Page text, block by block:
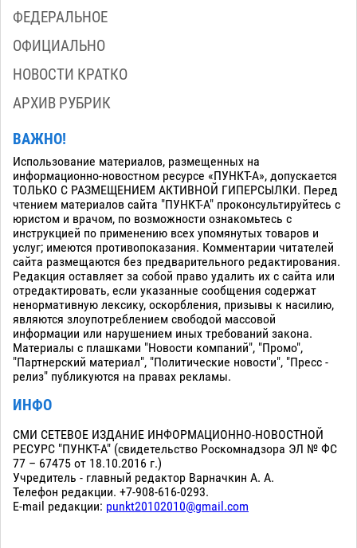
ФЕДЕРАЛЬНОЕ
ОФИЦИАЛЬНО
НОВОСТИ КРАТКО
АРХИВ РУБРИК
ВАЖНО!
Использование материалов, размещенных на
информационно-новостном ресурсе «ПУНКТ-А», допускается
ТОЛЬКО С РАЗМЕЩЕНИЕМ АКТИВНОЙ ГИПЕРСЫЛКИ. Перед
чтением материалов сайта "ПУНКТ-А" проконсультируйтесь с
юристом и врачом, по возможности ознакомьтесь с
инструкцией по применению всех упомянутых товаров и
услуг; имеются противопоказания. Комментарии читателей
сайта размещаются без предварительного редактирования.
Редакция оставляет за собой право удалить их с сайта или
отредактировать, если указанные сообщения содержат
ненормативную лексику, оскорбления, призывы к насилию,
являются злоупотреблением свободой массовой
информации или нарушением иных требований закона.
Материалы с плашками "Новости компаний", "Промо",
"Партнерский материал", "Политические новости", "Пресс -
релиз" публикуются на правах рекламы.
ИНФО
СМИ СЕТЕВОЕ ИЗДАНИЕ ИНФОРМАЦИОННО-НОВОСТНОЙ
РЕСУРС "ПУНКТ-А" (свидетельство Роскомнадзора ЭЛ № ФС
77 – 67475 от 18.10.2016 г.)
Учредитель - главный редактор Варначкин А. А.
Телефон редакции. +7-908-616-0293.
E-mail редакции: punkt20102010@gmail.com